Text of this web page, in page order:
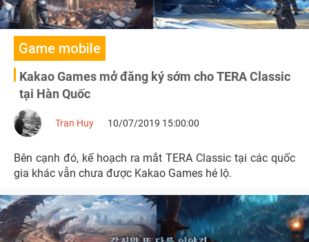
Game mobile
Kakao Games mở đăng ký sớm cho TERA Classic
tại Hàn Quốc
Tran Huy 10/07/2019 15:00:00
Bên cạnh đó, kế hoạch ra mắt TERA Classic tại các quốc
gia khác vẫn chưa được Kakao Games hé lộ.